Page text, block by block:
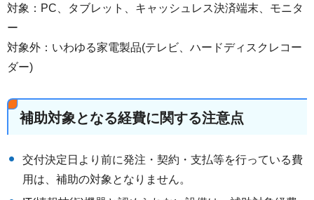
対象：PC、タブレット、キャッシュレス決済端末、モニタ
ー
対象外：いわゆる家電製品(テレビ、ハードディスクレコー
ダー)
補助対象となる経費に関する注意点
交付決定日より前に発注・契約・支払等を行っている費
用は、補助の対象となりません。